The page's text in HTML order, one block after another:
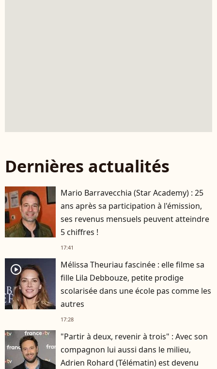
Dernières actualités
Mario Barravecchia (Star Academy) : 25
ans après sa participation à l'émission,
ses revenus mensuels peuvent atteindre
5 chiffres !
17:41
player2
Mélissa Theuriau fascinée : elle filme sa
fille Lila Debbouze, petite prodige
scolarisée dans une école pas comme les
autres
17:28
"Partir à deux, revenir à trois" : Avec son
compagnon lui aussi dans le milieu,
Adrien Rohard (Télématin) est devenu